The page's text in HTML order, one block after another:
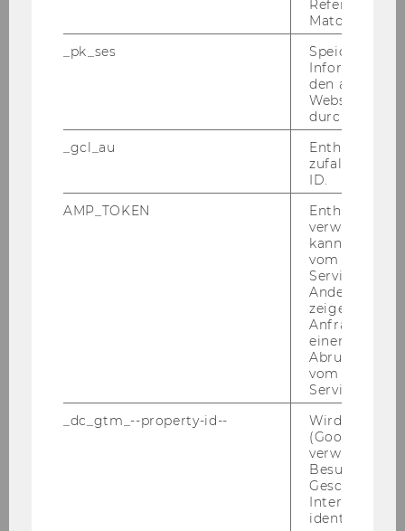
Defensio Heidenbauer 15.12.2010
SWI-Jahrestagung 2010
Podiumsdiskussion der Steuerberater
Referrers
Matomo.
_pk_ses
Speicherung
den aktuellen
durch
_gcl_au
Enthält eine
ID.
AMP_TOKEN
Enthält ein
verwendet
kann, um
vom AMP-
Service
Andere
zeigen Opt-
Anfrage im
einen Fehler
Abrufen
vom AMP
Service an.
_dc_gtm_--property-id--
Wird von
(Google Tag
verwendet,
Besucher
Geschlecht
Interessen zu
identifizieren.